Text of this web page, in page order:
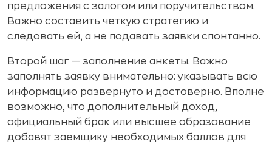
предложения с залогом или поручительством.
Важно составить четкую стратегию и
следовать ей, а не подавать заявки спонтанно.
Второй шаг — заполнение анкеты. Важно
заполнять заявку внимательно: указывать всю
информацию развернуто и достоверно. Вполне
возможно, что дополнительный доход,
официальный брак или высшее образование
добавят заемщику необходимых баллов для